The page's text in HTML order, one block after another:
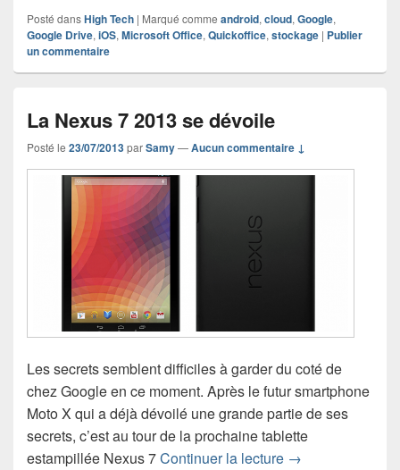
Posté dansHigh Tech | Marqué comme android, cloud, Google,
Google Drive, iOS, Microsoft Office, Quickoffice, stockage | Publier
un commentaire
La Nexus 7 2013 se dévoile
Posté le 23/07/2013parSamy—Aucun commentaire ↓
Les secrets semblent difficiles à garder du coté de
chez Google en ce moment. Après le futur smartphone
Moto X qui a déjà dévoilé une grande partie de ses
secrets, c’est au tour de la prochaine tablette
estampillée Nexus 7Continuer la lecture La Nexus 7
→